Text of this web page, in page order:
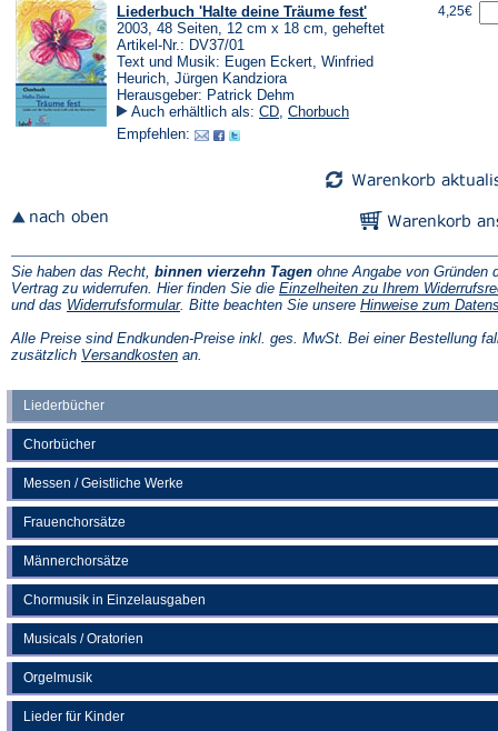
Liederbücher
Chorbücher
Messen / Geistliche Werke
Frauenchorsätze
Männerchorsätze
Chormusik in Einzelausgaben
Musicals / Oratorien
Orgelmusik
Lieder für Kinder
Liederbuch 'Halte deine Träume fest'
2003, 48 Seiten, 12 cm x 18 cm, geheftet
Artikel-Nr.: DV37/01
Text und Musik: Eugen Eckert, Winfried
Heurich, Jürgen Kandziora
Herausgeber: Patrick Dehm
Auch erhältlich als: CD, Chorbuch
Empfehlen:
4,25€
Sie haben das Recht, binnen vierzehn Tagen ohne Angabe von Gründen
Vertrag zu widerrufen. Hier finden Sie die Einzelheiten zu Ihrem
und das Widerrufsformular(Öffnet
einem
neuen
. Bitte beachten Sie unsere Hinweise zum
Alle Preise sind Endkunden-Preise inkl. ges. MwSt. Bei einer Bestellung
zusätzlich Versandkosten(Öffnet
an.